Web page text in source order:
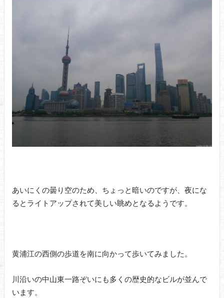
あいにくの曇り空のため、ちょっと暗いのですが、夜にな
るとライトアップされて美しい眺めとなるようです。
黄浦江の西側の歩道を南に向かって歩いてみました。
川沿いの中山東一路ぞいにも多くの歴史的なビルが並んで
います。